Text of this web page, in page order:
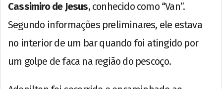
Cassimiro de Jesus, conhecido como “Van”.
Segundo informações preliminares, ele estava
no interior de um bar quando foi atingido por
um golpe de faca na região do pescoço.